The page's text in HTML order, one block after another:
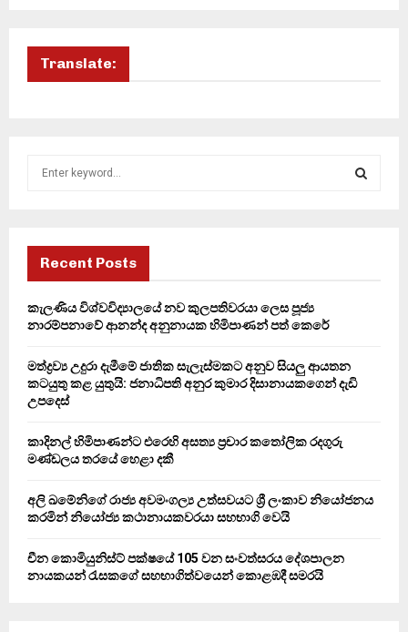
Translate:
f
r
H
Recent Posts
කැලණිය විශ්වවිද්‍යාලයේ නව කුලපතිවරයා ලෙස පූජ්‍ය
නාරම්පනාවේ ආනන්ද අනුනායක හිමිපාණන් පත් කෙරේ
මත්ද්‍රව්‍ය උදුරා දැමීමේ ජාතික සැලැස්මකට අනුව සියලු ආයතන
කටයුතු කළ යුතුයි: ජනාධිපති අනුර කුමාර දිසානායකගෙන් දැඩි
උපදෙස්
කාදිනල් හිමිපාණන්ට එරෙහි අසත්‍ය ප්‍රචාර කතෝලික රදගුරු
මණ්ඩලය තරයේ හෙළා දකී
අලි ඛමේනිගේ රාජ්‍ය අවමංගල්‍ය උත්සවයට ශ්‍රී ලංකාව නියෝජනය
කරමින් නියෝජ්‍ය කථානායකවරයා සහභාගි වෙයි
චීන කොමියුනිස්ට් පක්ෂයේ 105 වන සංවත්සරය දේශපාලන
නායකයන් රැසකගේ සහභාගිත්වයෙන් කොළඹදී සමරයි